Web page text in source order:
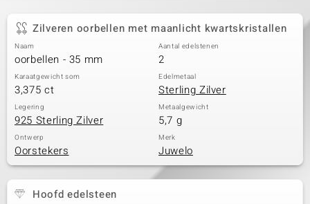
Zilveren oorbellen met maanlicht kwartskristallen
Naam
oorbellen - 35 mm
Aantal edelstenen
2
Karaatgewicht som
3,375 ct
Edelmetaal
Sterling Zilver
Legering
925 Sterling Zilver
Metaalgewicht
5,7 g
Ontwerp
Oorstekers
Merk
Juwelo
Hoofd edelsteen